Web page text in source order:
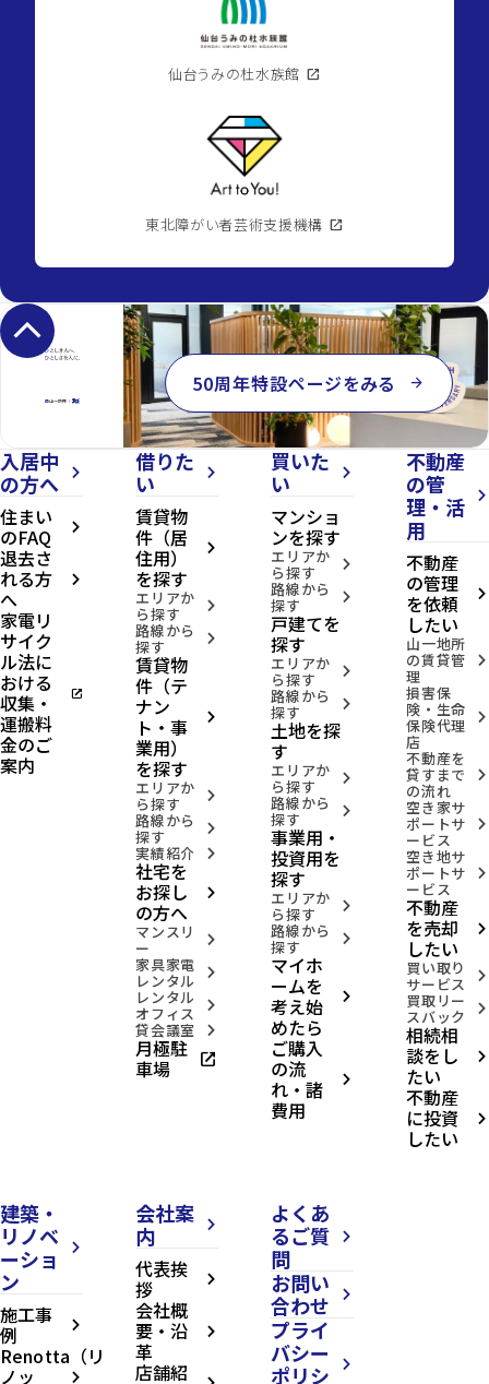
仙台うみの杜水族館 open_in_new
東北障がい者芸術支援機構 open_in_new
keyboard_arrow_up
50周年特設ページをみる arrow_forward
入居中
の方へ
arrow_forward_ios
住まい
のFAQ arrow_forward_ios
退去さ
れる方
へ
arrow_forward_ios
家電リ
サイク
ル法に
おける
収集・
運搬料
金のご
案内
open_in_new
借りた
い
arrow_forward_ios
賃貸物
件（居
住用）
を探す
arrow_forward_ios
エリアか
ら探す arrow_forward_ios
路線から
探す arrow_forward_ios
賃貸物
件（テ
ナン
ト・事
業用）
を探す
arrow_forward_ios
エリアか
ら探す arrow_forward_ios
路線から
探す arrow_forward_ios
実績紹介 arrow_forward_ios
社宅を
お探し
の方へ
arrow_forward_ios
マンスリ
ー arrow_forward_ios
家具家電
レンタル arrow_forward_ios
レンタル
オフィス arrow_forward_ios
貸会議室 arrow_forward_ios
月極駐
車場 open_in_new
買いた
い
arrow_forward_ios
マンショ
ンを探す
エリアか
ら探す arrow_forward_ios
路線から
探す arrow_forward_ios
戸建てを
探す
エリアか
ら探す arrow_forward_ios
路線から
探す arrow_forward_ios
土地を探
す
エリアか
ら探す arrow_forward_ios
路線から
探す arrow_forward_ios
事業用・
投資用を
探す
エリアか
ら探す arrow_forward_ios
路線から
探す arrow_forward_ios
マイホ
ームを
考え始
めたら
arrow_forward_ios
ご購入
の流
れ・諸
費用
arrow_forward_ios
不動産
の管
理・活
用
arrow_forward_ios
不動産
の管理
を依頼
したい
arrow_forward_ios
山一地所
の賃貸管
理
arrow_forward_ios
損害保
険・生命
保険代理
店
arrow_forward_ios
不動産を
貸すまで
の流れ
arrow_forward_ios
空き家サ
ポートサ
ービス
arrow_forward_ios
空き地サ
ポートサ
ービス
arrow_forward_ios
不動産
を売却
したい
arrow_forward_ios
買い取り
サービス arrow_forward_ios
買取リー
スバック arrow_forward_ios
相続相
談をし
たい
arrow_forward_ios
不動産
に投資
したい
arrow_forward_ios
建築・
リノベ
ーショ
ン
arrow_forward_ios
施工事
例 arrow_forward_ios
Renotta（リ
ノッ arrow_forward_ios
会社案
内
arrow_forward_ios
代表挨
拶 arrow_forward_ios
会社概
要・沿
革
arrow_forward_ios
店舗紹
よくあ
るご質
問
arrow_forward_ios
お問い
合わせ
arrow_forward_ios
プライ
バシー
ポリシ
arrow_forward_ios